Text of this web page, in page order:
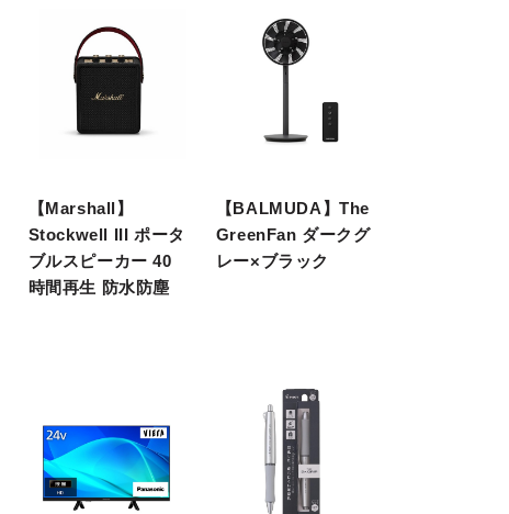
【Marshall】
Stockwell III ポータ
ブルスピーカー 40
時間再生 防水防塵
【BALMUDA】The
GreenFan ダークグ
レー×ブラック